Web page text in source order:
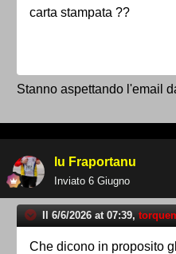
carta stampata ??
Stanno aspettando l'email
lu Fraportanu
Inviato 6 Giugno
Il 6/6/2026 at 07:39,
Che dicono in proposito